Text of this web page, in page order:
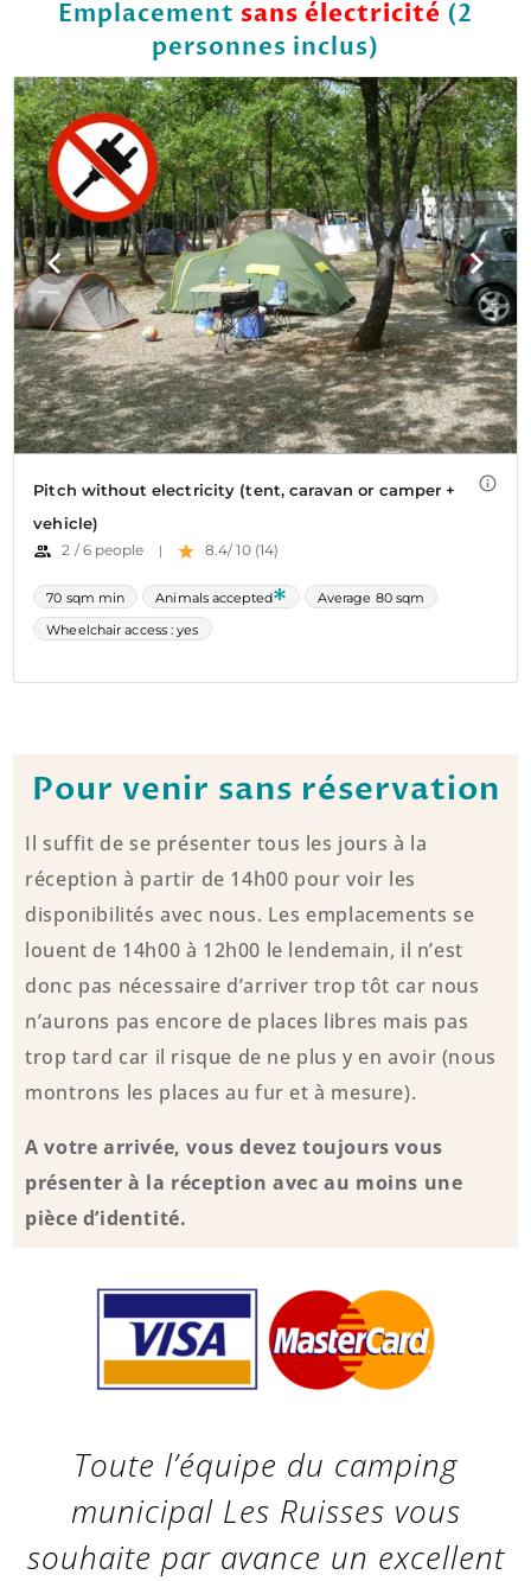
Emplacement sans électricité (2
personnes inclus)
Pour venir sans réservation
Il suffit de se présenter tous les jours à la
réception à partir de 14h00 pour voir les
disponibilités avec nous. Les emplacements se
louent de 14h00 à 12h00 le lendemain, il n’est
donc pas nécessaire d’arriver trop tôt car nous
n’aurons pas encore de places libres mais pas
trop tard car il risque de ne plus y en avoir (nous
montrons les places au fur et à mesure).
A votre arrivée, vous devez toujours vous
présenter à la réception avec au moins une
pièce d’identité.
Toute l’équipe du camping
municipal Les Ruisses vous
souhaite par avance un excellent